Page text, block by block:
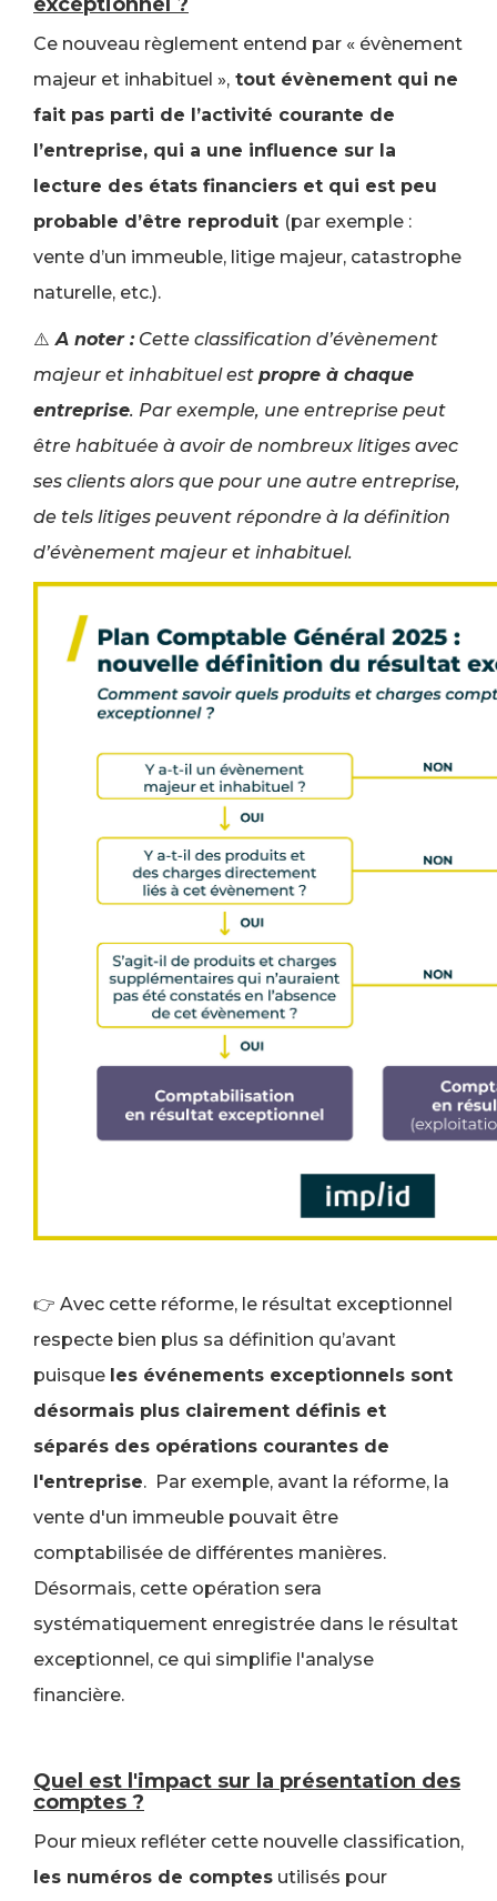
Ce nouveau règlement entend par « évènement
majeur et inhabituel », tout évènement qui ne
fait pas parti de l’activité courante de
l’entreprise, qui a une influence sur la
lecture des états financiers et qui est peu
probable d’être reproduit (par exemple :
vente d’un immeuble, litige majeur, catastrophe
naturelle, etc.).
⚠️ A noter :Cette classification d’évènement
majeur et inhabituel est propre à chaque
entreprise. Par exemple, une entreprise peut
être habituée à avoir de nombreux litiges avec
ses clients alors que pour une autre entreprise,
de tels litiges peuvent répondre à la définition
d’évènement majeur et inhabituel.
👉 Avec cette réforme, le résultat exceptionnel
respecte bien plus sa définition qu’avant
puisque les événements exceptionnels sont
désormais plus clairement définis et
séparés des opérations courantes de
l'entreprise. Par exemple, avant la réforme, la
vente d'un immeuble pouvait être
comptabilisée de différentes manières.
Désormais, cette opération sera
systématiquement enregistrée dans le résultat
exceptionnel, ce qui simplifie l'analyse
financière.
Quel est l'impact sur la présentation des
comptes ?
Pour mieux refléter cette nouvelle classification,
les numéros de comptes utilisés pour